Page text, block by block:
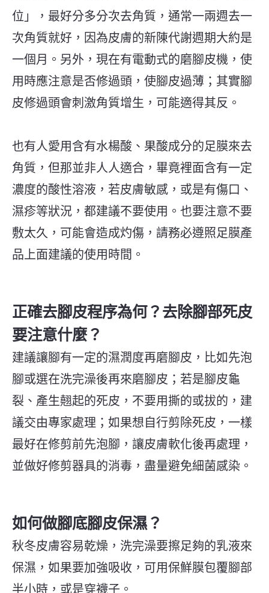
位」，最好分多分次去角質，通常一兩週去一
次角質就好，因為皮膚的新陳代謝週期大約是
一個月。另外，現在有電動式的磨腳皮機，使
用時應注意是否修過頭，使腳皮過薄；其實腳
皮修過頭會刺激角質增生，可能適得其反。
也有人愛用含有水楊酸、果酸成分的足膜來去
角質，但那並非人人適合，畢竟裡面含有一定
濃度的酸性溶液，若皮膚敏感，或是有傷口、
濕疹等狀況，都建議不要使用。也要注意不要
敷太久，可能會造成灼傷，請務必遵照足膜產
品上面建議的使用時間。
正確去腳皮程序為何？去除腳部死皮
要注意什麼？
建議讓腳有一定的濕潤度再磨腳皮，比如先泡
腳或選在洗完澡後再來磨腳皮；若是腳皮龜
裂、產生翹起的死皮，不要用撕的或拔的，建
議交由專家處理；如果想自行剪除死皮，一樣
最好在修剪前先泡腳，讓皮膚軟化後再處理，
並做好修剪器具的消毒，盡量避免細菌感染。
如何做腳底腳皮保濕？
秋冬皮膚容易乾燥，洗完澡要擦足夠的乳液來
保濕，如果要加強吸收，可用保鮮膜包覆腳部
半小時，或是穿襪子。